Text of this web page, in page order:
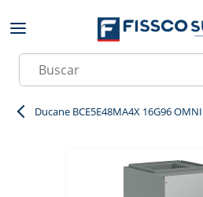
Skip to main content
Site Search
Ducane BCE5E48MA4X 16G96